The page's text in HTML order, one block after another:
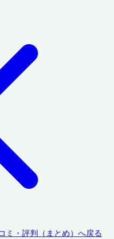
ミ・評判（まとめ）へ戻る